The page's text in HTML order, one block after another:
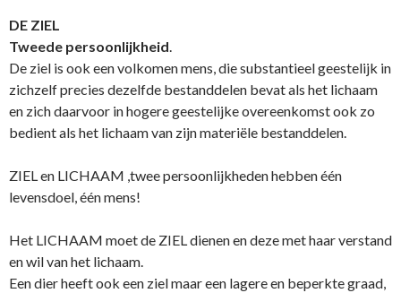
DE ZIEL
Tweede persoonlijkheid.
De ziel is ook een volkomen mens, die substantieel geestelijk in
zichzelf precies dezelfde bestanddelen bevat als het lichaam
en zich daarvoor in hogere geestelijke overeenkomst ook zo
bedient als het lichaam van zijn materiële bestanddelen.
ZIEL en LICHAAM ,twee persoonlijkheden hebben één
levensdoel, één mens!
Het LICHAAM moet de ZIEL dienen en deze met haar verstand
en wil van het lichaam.
Een dier heeft ook een ziel maar een lagere en beperkte graad,